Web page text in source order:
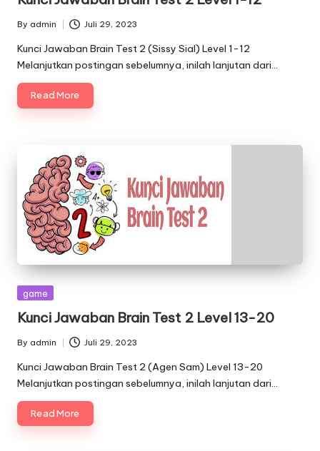
Posted
by
By admin Juli 29, 2023
Kunci Jawaban Brain Test 2 (Sissy Sial) Level 1-12
Melanjutkan postingan sebelumnya, inilah lanjutan dari…
Read More
Posted
game
Kunci Jawaban Brain Test 2 Level 13-20
Posted
by
By admin Juli 29, 2023
Kunci Jawaban Brain Test 2 (Agen Sam) Level 13-20
Melanjutkan postingan sebelumnya, inilah lanjutan dari…
Read More